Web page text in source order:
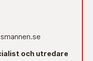
och utredare